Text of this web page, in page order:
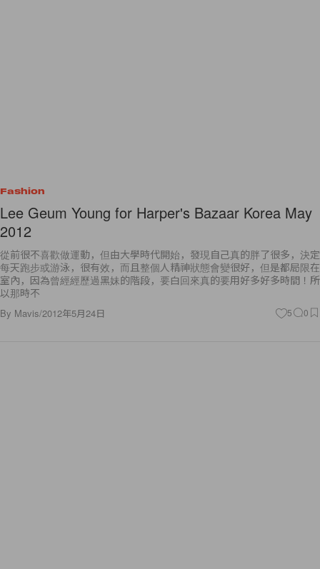
Fashion
Lee Geum Young for Harper's Bazaar Korea May
2012
從前很不喜歡做運動，但由大學時代開始，發現自己真的胖了很多，決定
每天跑步或游泳，很有效，而且整個人精神狀態會變很好，但是都局限在
室內，因為曾經經歷過黑妹的階段，要白回來真的要用好多好多時間！所
以那時不
By Mavis/2012年5月24日 5 0